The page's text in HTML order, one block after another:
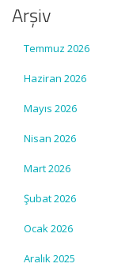
Arşiv
Temmuz 2026
Haziran 2026
Mayıs 2026
Nisan 2026
Mart 2026
Şubat 2026
Ocak 2026
Aralık 2025